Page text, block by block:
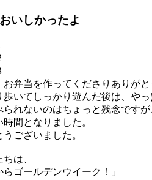
いしかったよ
お弁当を作ってくださりありがと
歩いてしっかり遊んだ後は、やっ
られないのはちょっと残念ですが
時間となりました。
ございました。
は、
らゴールデンウイーク！」